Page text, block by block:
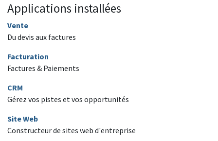
Applications installées
Vente
Du devis aux factures
Facturation
Factures & Paiements
CRM
Gérez vos pistes et vos opportunités
Site Web
Constructeur de sites web d'entreprise